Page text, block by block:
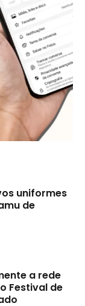
uniformes
de
a rede
Festival de